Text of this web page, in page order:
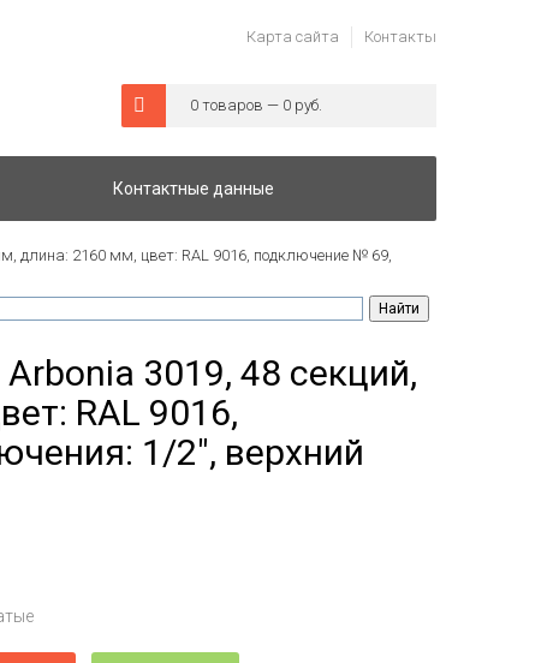
Карта сайта Контакты
0 товаров — 0 руб.
Контактные данные
длина: 2160 мм, цвет: RAL 9016, подключение № 69,
3019, 48 секций,
RAL 9016,
1/2", верхний